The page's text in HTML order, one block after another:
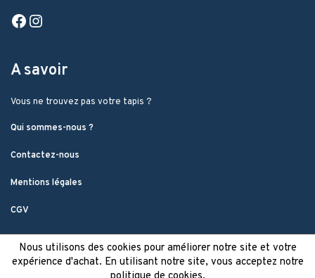
Facebook
A savoir
Vous ne trouvez pas votre tapis ?
Qui sommes-nous ?
Contactez-nous
Mentions légales
CGV
Nous utilisons des cookies pour améliorer notre site et votre
expérience d'achat. En utilisant notre site, vous acceptez notre